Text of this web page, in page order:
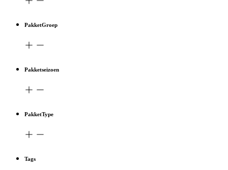
PakketGroep
Pakketseizoen
PakketType
Tags